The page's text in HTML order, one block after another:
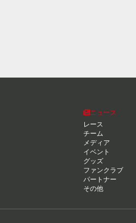
ニュース
レース
チーム
メディア
イベント
グッズ
ファンクラブ
パートナー
その他